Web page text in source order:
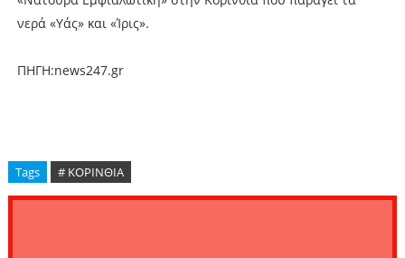
νερά «Υάς» και «Ίρις».
ΠΗΓΗ:news247.gr
Tags # ΚΟΡΙΝΘΙΑ